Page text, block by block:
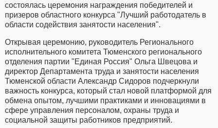
состоялась церемония награждения победителей и
призеров областного конкурса "Лучший работодатель в
области содействия занятости населения".
Открывая церемонию, руководитель Регионального
исполнительного комитета Тюменского регионального
отделения партии "Единая Россия" Ольга Швецова и
директор Департамента труда и занятости населения
Тюменской области Александр Сидоров подчеркнули
важность конкурса, который стал новой платформой для
обмена опытом, лучшими практиками и инновациями в
сфере управления персоналом, охраны труда и
социальной защиты работников предприятий.